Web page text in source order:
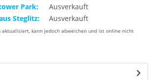
Park:
Ausverkauft
Steglitz:
Ausverkauft
kann jedoch abweichen und ist online nicht